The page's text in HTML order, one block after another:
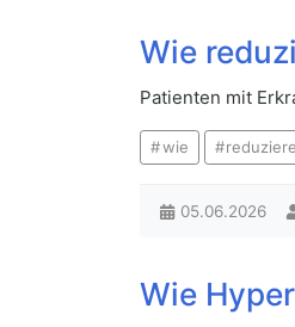
Wie
Patienten mit
wie
05.06.2026
Wie